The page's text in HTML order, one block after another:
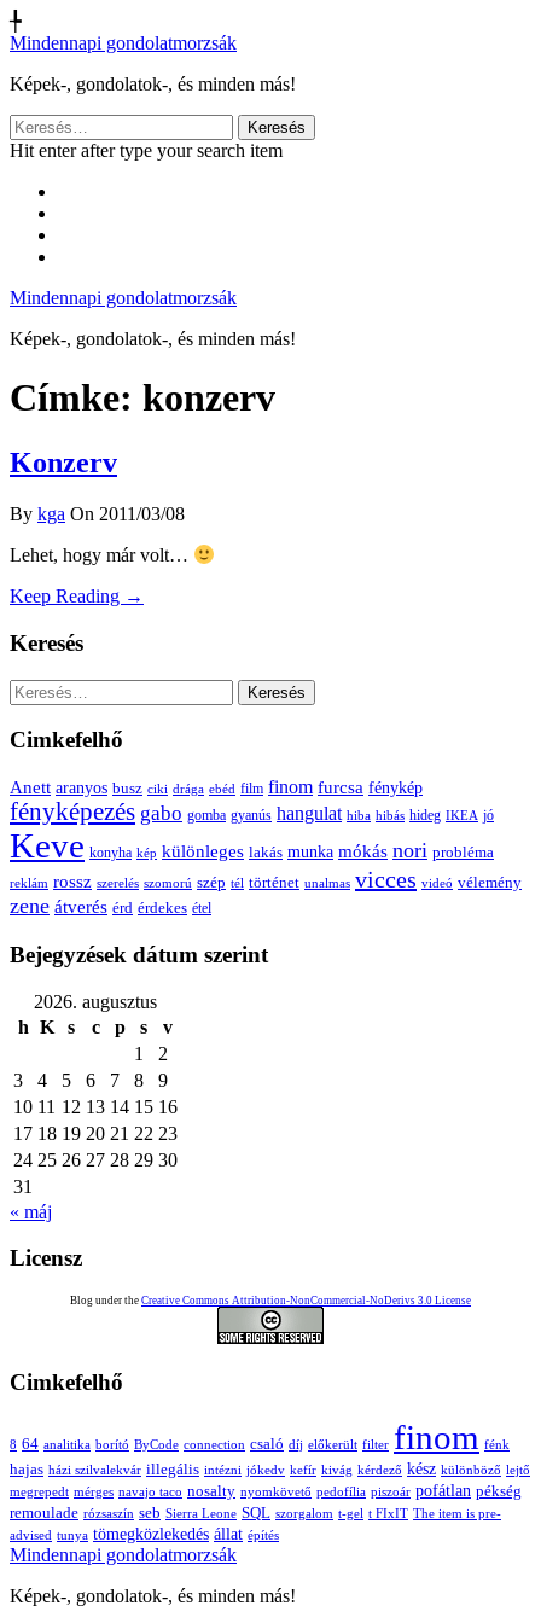
╄
Mindennapi gondolatmorzsák
Képek-, gondolatok-, és minden más!
Keresés:
Hit enter after type your search item
Mindennapi gondolatmorzsák
Képek-, gondolatok-, és minden más!
Címke: konzerv
Konzerv
By kga On 2011/03/08
Lehet, hogy már volt…
Keep Reading →
Keresés
Keresés:
Cimkefelhő
Anett aranyos busz ciki drága ebéd film finom furcsa fénykép
fényképezés gabo gomba gyanús hangulat hiba hibás hideg IKEA jó
Keve konyha kép különleges lakás munka mókás nori probléma
reklám rossz szerelés szomorú szép tél történet unalmas vicces videó vélemény
zene átverés érd érdekes étel
Bejegyzések dátum szerint
2026. augusztus
h K s c p s
v
1
2
3
4 5 6 7 8
9
10 11 12 13 14 15 16
17 18 19 20 21 22 23
24 25 26 27 28 29 30
31
« máj
Licensz
Blog under the Creative Commons Attribution-NonCommercial-NoDerivs 3.0 License
Cimkefelhő
8 64 analitika borító ByCode connection csaló díj előkerült filter finom fénk
hajas házi szilvalekvár illegális intézni jókedv kefír kivág kérdező kész különböző lejtő
megrepedt mérges navajo taco nosalty nyomkövető pedofília piszoár pofátlan pékség
remoulade rózsaszín seb Sierra Leone SQL szorgalom t-gel t FIxIT The item is pre-
advised tunya tömegközlekedés állat építés
Mindennapi gondolatmorzsák
Képek-, gondolatok-, és minden más!